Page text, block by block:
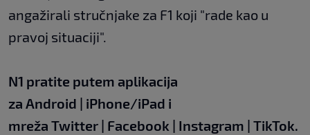
angažirali stručnjake za F1 koji "rade kao u
pravoj situaciji".
N1 pratite putem aplikacija
za Android | iPhone/iPad i
mreža Twitter | Facebook | Instagram | TikTok.